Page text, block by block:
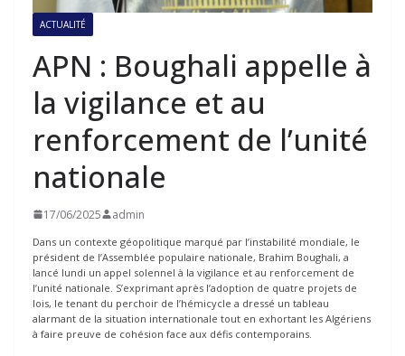
ACTUALITÉ
APN : Boughali appelle à
la vigilance et au
renforcement de l’unité
nationale
17/06/2025 admin
Dans un contexte géopolitique marqué par l’instabilité mondiale, le
président de l’Assemblée populaire nationale, Brahim Boughali, a
lancé lundi un appel solennel à la vigilance et au renforcement de
l’unité nationale. S’exprimant après l’adoption de quatre projets de
lois, le tenant du perchoir de l’hémicycle a dressé un tableau
alarmant de la situation internationale tout en exhortant les Algériens
à faire preuve de cohésion face aux défis contemporains.